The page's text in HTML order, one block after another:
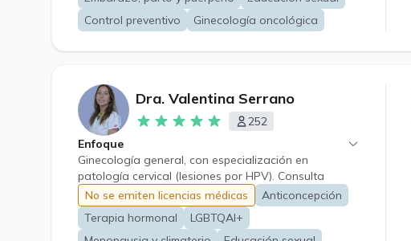
Control preventivo
Ginecología oncológica
Dra. Valentina Serrano
252
Enfoque
Ginecología general, con especialización en
patología cervical (lesiones por HPV). Consulta
sexológica. Consejería en anticoncepción y
prevención de embarazo no deseado. Consejería
sobre procesos de modificación corporal hormonal
No se emiten licencias médicas
Anticoncepción
Terapia hormonal
LGBTQAI+